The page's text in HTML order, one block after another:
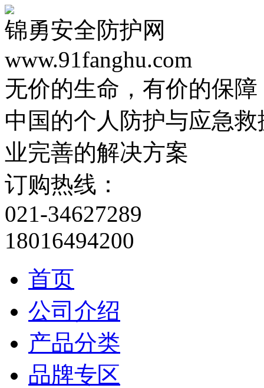
锦勇安全防护网
www.91fanghu.com
无价的生命，有价的保障
中国的个人防护与应急
业完善的解决方案
订购热线：
021-34627289
18016494200
首页
公司介绍
产品分类
品牌专区